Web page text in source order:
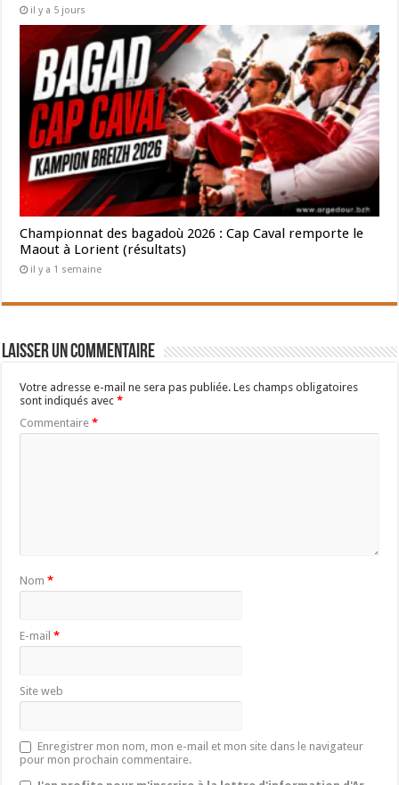
il y a 5 jours
Championnat des bagadoù 2026 : Cap Caval remporte le
Maout à Lorient (résultats)
il y a 1 semaine
Laisser un commentaire
Votre adresse e-mail ne sera pas publiée. Les champs obligatoires
sont indiqués avec*
Commentaire*
Nom*
E-mail*
Site web
Enregistrer mon nom, mon e-mail et mon site dans le navigateur
pour mon prochain commentaire.